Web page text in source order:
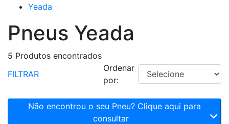
Yeada
Pneus Yeada
5 Produtos encontrados
FILTRAR
Ordenar
por:
Não encontrou o seu Pneu? Clique aqui para
consultar